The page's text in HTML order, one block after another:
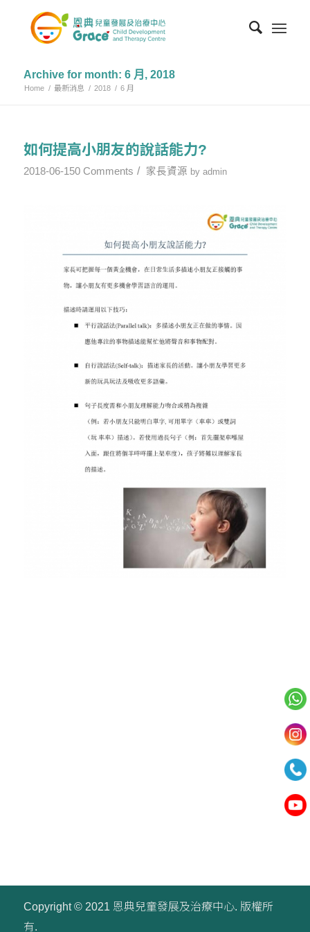
Archive for month: 6 月, 2018
Home / 最新消息 / 2018 / 6 月
如何提高小朋友的說話能力?
2018-06-150 Comments / 家長資源 by admin
Copyright © 2021 恩典兒童發展及治療中心. 版權所
有.